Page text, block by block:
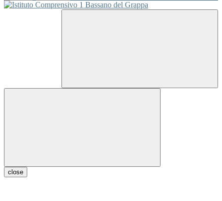
close